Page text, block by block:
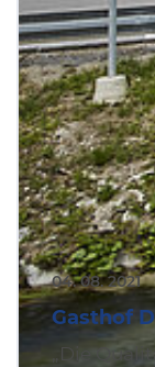
04. 08. 2021
Gasthof
„Die